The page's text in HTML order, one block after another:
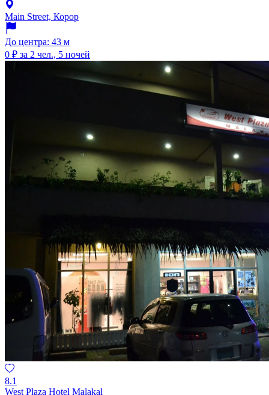
Main Street, Корор
До центра: 43 м
0 ₽ за 2 чел., 5 ночей
8.1
West Plaza Hotel Malakal